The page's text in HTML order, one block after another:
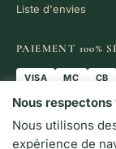
Liste d'envies
PAIEMENT 100%
VISA MC CB
LIVRAISON RAPIDE
Colissimo ·
Retrait en boutique
Nous
Nous utilisons
expérience de